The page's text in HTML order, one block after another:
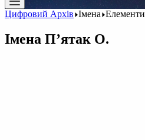
Цифровий Архів Імена Елементи
Імена П’ятак О.